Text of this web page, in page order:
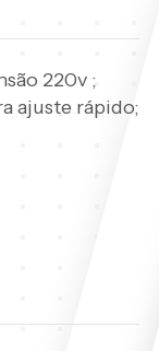
220v ;
ajuste rápido;